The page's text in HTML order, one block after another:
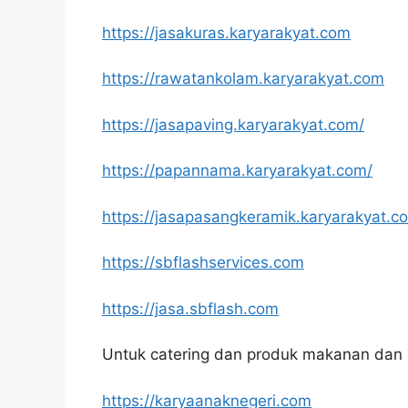
https://jasakuras.karyarakyat.com
https://rawatankolam.karyarakyat.com
https://jasapaving.karyarakyat.com/
https://papannama.karyarakyat.com/
https://
https://sbflashservices.com
https://jasa.sbflash.com
Untuk catering dan produk makanan dan
https://karyaanaknegeri.com